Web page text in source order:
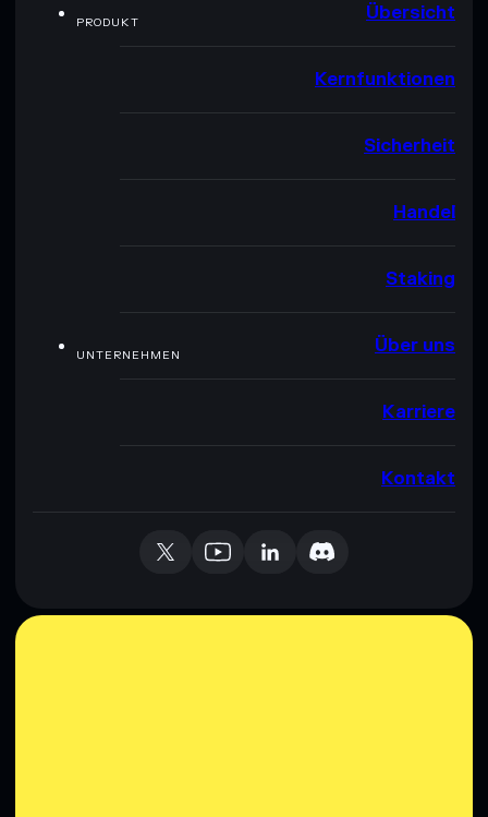
PRODUKT Übersicht
Kernfunktionen
Sicherheit
Handel
Staking
UNTERNEHMEN Über uns
Karriere
Kontakt